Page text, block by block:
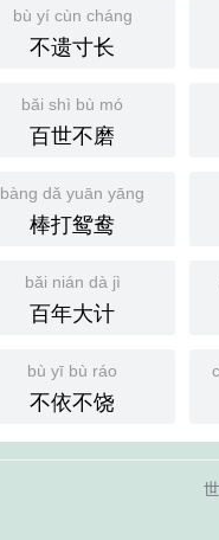
bù yí cùn cháng
不遗寸长
bǎi shì bù mó
百世不磨
bàng dǎ yuān yāng
棒打鸳鸯
bǎi nián dà jì
百年大计
bù yī bù ráo
不依不饶